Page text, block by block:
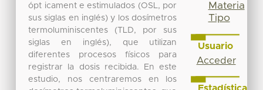
ópt icament e estimulados (OSL, por
sus siglas en inglés) y los dosímetros
termoluminiscentes (TLD, por sus
siglas en inglés), que utilizan
diferentes procesos físicos para
registrar la dosis recibida. En este
estudio, nos centraremos en los
Materia
Tipo
Usuario
Acceder